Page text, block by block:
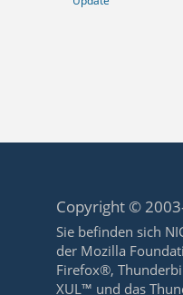
Copyright ©
Sie befinden sich
der Mozilla
Firefox®,
XUL™ und das